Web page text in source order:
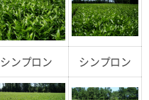
シンプロン シンプロン